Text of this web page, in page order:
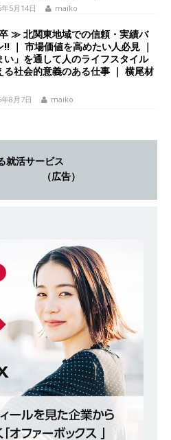
ーカーに特化した転職支援の人材会社
30万 ｜ 大阪・東京・名古屋で初期配属
地指定可能 ｜ タイズ
体育会積極採用
8月7日 ]
≪ 27卒 ｜ 東京勤務・転勤な
る ｜ 実力主義で新卒2年目で年収1,000万
｜ コトラ
体育会積極採用企業
書類選考・適性検査 通過確約!! ≫ 東京渋
転勤なし ｜ 世界唯一のビジネスモデル
企業 ｜ 国内シェアNo.1の商材を持つメー
競合企業なし ｜ ニーズが高まるホワイト
ービスをトータルサポート ｜ 土日祝休
休日125日 ｜ ホワイトエッセンス
極採用企業
8月7日 ] ≪ 27卒 ｜ 大阪勤務・転勤な
でも通用する営業力を身に付けられる
5月14日 maiko
≫ 北関東地域での信頼・実績バ
!! ｜ 市場価値を高めたい人必見 ｜
い」を通して人のライフスタイル
る社会的意義のある仕事 ｜ 横尾材
8月7日 maiko
就活サービス
告）